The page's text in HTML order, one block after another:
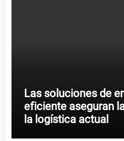
Las soluciones de
eficiente aseguran
la logística actual